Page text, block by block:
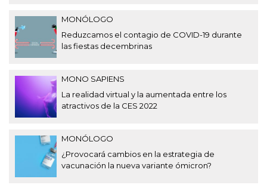
MONÓLOGO
Reduzcamos el contagio de COVID-19 durante
las fiestas decembrinas
MONO SAPIENS
La realidad virtual y la aumentada entre los
atractivos de la CES 2022
MONÓLOGO
¿Provocará cambios en la estrategia de
vacunación la nueva variante ómicron?